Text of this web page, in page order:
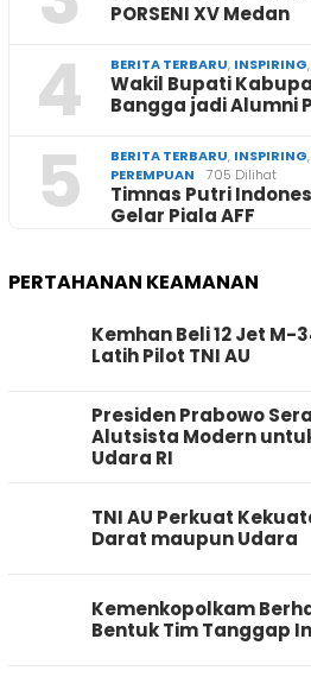
PORSENI XV Medan
4 BERITA TERBARU, INSPIRING,
Wakil Bupati
Bangga jadi Alumni
5 BERITA TERBARU, INSPIRING,
PEREMPUAN
705 Dilihat
Timnas Putri
Gelar Piala AFF
PERTAHANAN KEAMANAN
Kemhan Beli 12 Jet M-
Latih Pilot TNI AU
Presiden Prabowo
Alutsista Modern
Udara RI
TNI AU Perkuat
Darat maupun Udara
Kemenkopolkam
Bentuk Tim Tanggap